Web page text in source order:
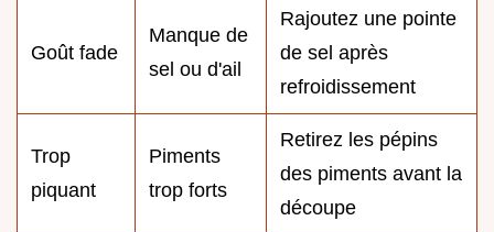
Goût fade
Manque de
sel ou d'ail
Rajoutez une pointe
de sel après
refroidissement
Trop
piquant
Piments
trop forts
Retirez les pépins
des piments avant la
découpe